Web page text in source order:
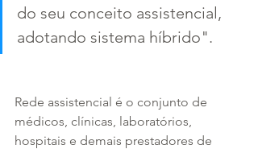
do seu conceito assistencial,
adotando sistema híbrido".
Rede assistencial é o conjunto de
médicos, clínicas, laboratórios,
hospitais e demais prestadores de